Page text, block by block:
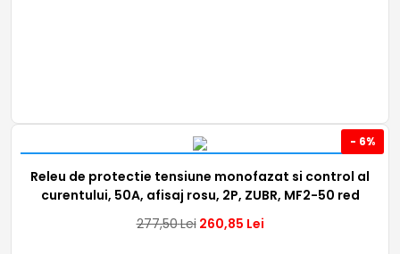
- 6%
Releu de protectie tensiune monofazat si control al
curentului, 50A, afisaj rosu, 2P, ZUBR, MF2-50 red
277,50Lei 260,85 Lei